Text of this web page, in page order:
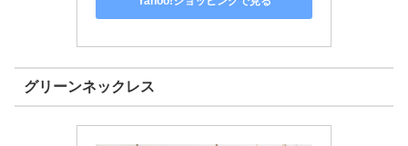
グリーンネックレス